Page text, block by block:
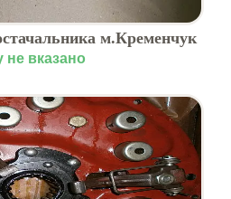
м.Кременчук
не вказано